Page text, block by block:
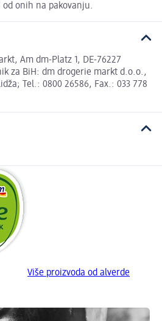
onih na pakovanju.
Am dm-Platz 1, DE-76227
za BiH: dm drogerie markt d.o.o.,
Tel.: 0800 26586, Fax.: 033 778
Više proizvoda od alverde